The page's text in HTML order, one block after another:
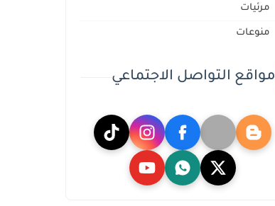
مرئيات
منوعات
مواقع التواصل الاجتماعي